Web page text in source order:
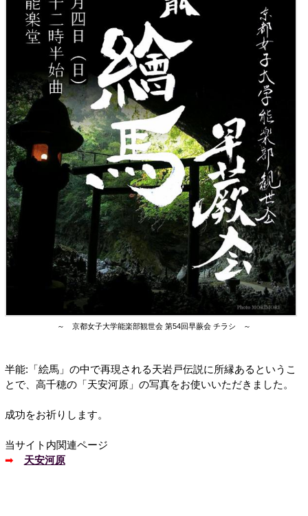
～ 京都女子大学能楽部観世会 第54回早蕨会 チラシ ～
半能:「絵馬」の中で再現される天岩戸伝説に所縁あるというこ
とで、高千穂の「天安河原」の写真をお使いいただきました。
成功をお祈りします。
当サイト内関連ページ
➡
天安河原